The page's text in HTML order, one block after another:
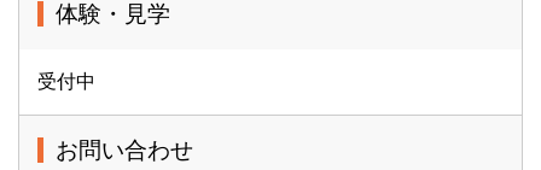
体験・見学
受付中
お問い合わせ